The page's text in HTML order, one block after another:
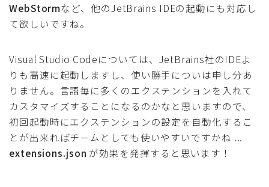
WebStormなど、他のJetBrains IDEの起動にも対応し
て欲しいですね。
Visual Studio Codeについては、JetBrains社のIDEよ
りも高速に起動しますし、使い勝手についは申し分あ
りません。言語毎に多くのエクステンションを入れて
カスタマイズすることになるのかなと思いますので、
初回起動時にエクステンションの設定を自動化するこ
とが出来ればチームとしても使いやすいですかね ...
extensions.json が効果を発揮すると思います！